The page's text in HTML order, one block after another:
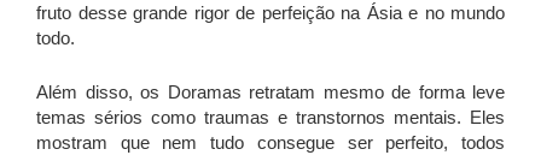
fruto desse grande rigor de perfeição na Ásia e no mundo
todo.
Além disso, os Doramas retratam mesmo de forma leve
temas sérios como traumas e transtornos mentais. Eles
mostram que nem tudo consegue ser perfeito, todos